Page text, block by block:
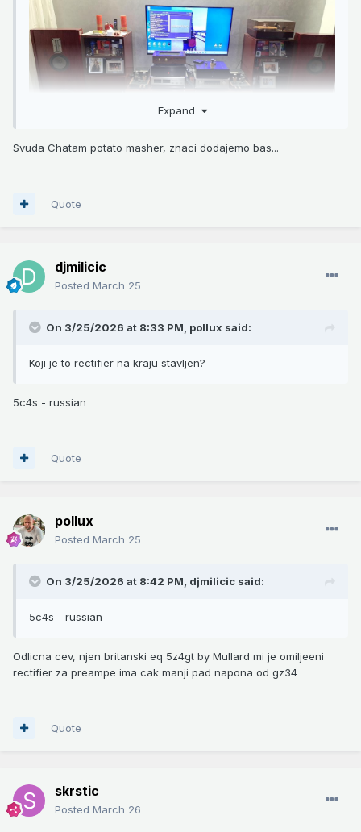
Expand
Svuda Chatam potato masher, znaci dodajemo bas...
Quote
djmilicic
Posted March 25
On 3/25/2026 at 8:33 PM, pollux said:
Koji je to rectifier na kraju stavljen?
5c4s - russian
Quote
pollux
Posted March 25
On 3/25/2026 at 8:42 PM, djmilicic said:
5c4s - russian
Odlicna cev, njen britanski eq 5z4gt by Mullard mi je omiljeeni
rectifier za preampe ima cak manji pad napona od gz34
Quote
skrstic
Posted March 26